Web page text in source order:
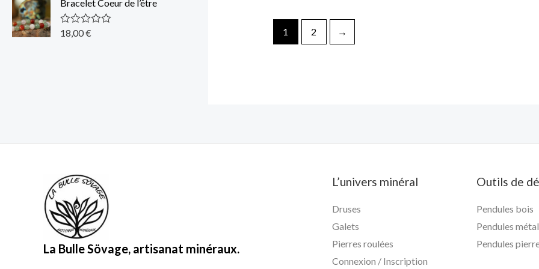
e
0
s
u
Bracelet Coeur de l’être
N
18,00€ 1 2 →
La Bulle Sövage, artisanat minéraux.
L’univers minéral
Druses
Galets
Pierres roulées
Connexion / Inscription
Outils de
Pendules bois
Pendules métal
Pendules